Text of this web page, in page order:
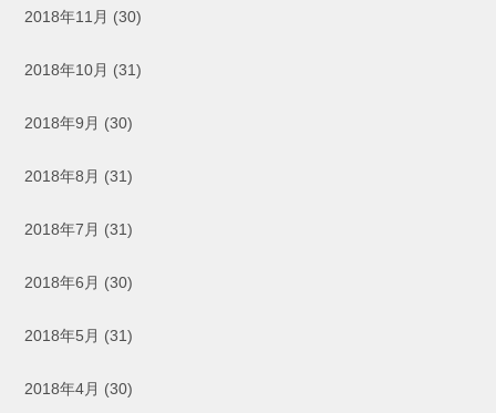
2018年11月 (30)
2018年10月 (31)
2018年9月 (30)
2018年8月 (31)
2018年7月 (31)
2018年6月 (30)
2018年5月 (31)
2018年4月 (30)